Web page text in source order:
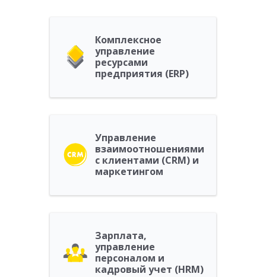
Комплексное
управление
ресурсами
предприятия (ERP)
Управление
взаимоотношениями
с клиентами (CRM) и
маркетингом
Зарплата,
управление
персоналом и
кадровый учет (HRM)